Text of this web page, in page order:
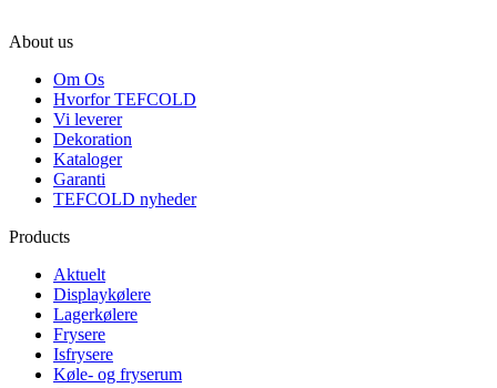
About us
Om Os
Hvorfor TEFCOLD
Vi leverer
Dekoration
Kataloger
Garanti
TEFCOLD nyheder
Products
Aktuelt
Displaykølere
Lagerkølere
Frysere
Isfrysere
Køle- og fryserum